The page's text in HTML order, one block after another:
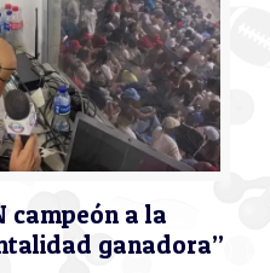
campeón a la
ganadora”